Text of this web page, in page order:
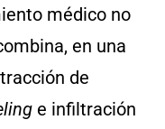
médico no
en una
de
e infiltración